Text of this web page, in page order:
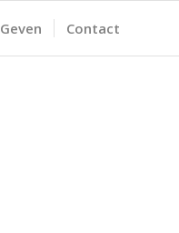
Geven Contact